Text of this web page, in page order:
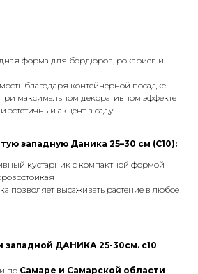
форма для бордюров, рокариев и
благодаря контейнерной посадке
максимальном декоративном эффекте
эстетичный акцент в саду
западную Даника 25–30 см (С10):
кустарник с компактной формой
позволяет высаживать растение в любое
западной ДАНИКА 25-30см. с10
по Самаре и Самарской области.